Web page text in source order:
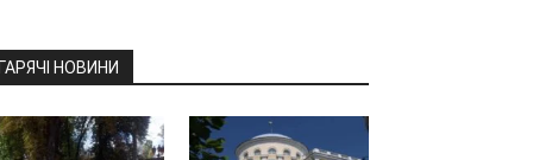
НОВИНИ